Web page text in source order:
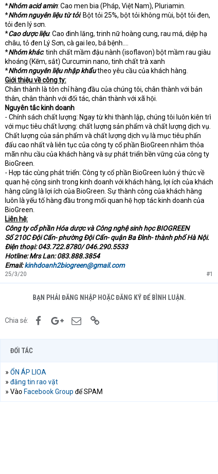
*Nhóm acid amin: Cao men bia (Pháp, Việt Nam), Pluriamin.
*Nhóm nguyên liệu từ tỏi: Bột tỏi 25%, bột tỏi không mùi, bột tỏi đen,
tỏi đen lý sơn.
*Cao dược liệu: Cao đinh lăng, trinh nữ hoàng cung, rau má, diệp hạ
châu, tỏ đen Lý Sơn, cà gai leo, bá bệnh….
*Nhóm khác: tinh chất mầm đậu nành (isoflavon) bột mầm rau giàu
khoáng (Kẽm, sắt) Curcumin nano, tinh chất trà xanh
*Nhóm nguyên liệu nhập khẩutheo yêu cầu của khách hàng.
Giới thiệu về công ty:
Chân thành là tôn chỉ hàng đầu của chúng tôi, chân thành với bản
thân, chân thành với đối tác, chân thành với xã hội.
Nguyên tắc kinh doanh
- Chính sách chất lượng: Ngay từ khi thành lập, chúng tôi luôn kiên trì
với mục tiêu chất lượng: chất lượng sản phẩm và chất lượng dịch vụ.
Chất lượng của sản phẩm và chất lượng dịch vụ là mục tiêu phấn
đấu cao nhất và liên tục của công ty cổ phần BioGreen nhằm thỏa
mãn nhu cầu của khách hàng và sự phát triển bền vững của công ty
BioGreen.
- Hợp tác cùng phát triển: Công ty cổ phần BioGreen luôn ý thức về
quan hệ cộng sinh trong kinh doanh với khách hàng, lợi ích của khách
hàng cũng là lợi ích của BioGreen. Sự thành công của khách hàng
luôn là yếu tố hàng đầu trong mối quan hệ hợp tác kinh doanh của
BioGreen.
Liên hệ:
Công ty cổ phần Hóa dược và Công nghệ sinh học BIOGREEN
Số 210C Đội Cấn- phường Đội Cấn- quận Ba Đình- thành phố Hà Nội.
Điện thoại: 043.722.8780/ 046.290.5533
Hotline: Mrs Lan: 083.888.3854
Email:kinhdoanh2biogreen@gmail.com
25/3/20 #1
BẠN PHẢI ĐĂNG NHẬP HOẶC ĐĂNG KÝ ĐỂ BÌNH LUẬN.
Chia sẻ: FacebookGoogle+Email
ĐỐI TÁC
» ỔN ÁP LIOA
» đăng tin rao vặt
» Vào Facebook Group để SPAM